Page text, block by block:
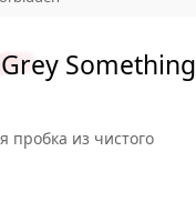
Something
из чистого